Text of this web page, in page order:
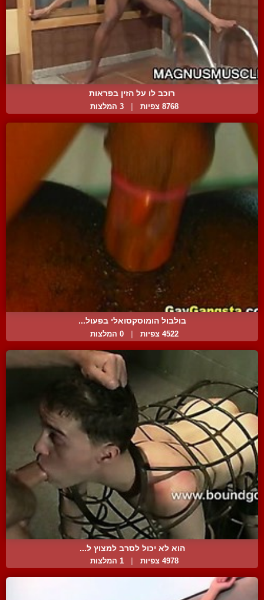
רוכב לו על הזין בפראות
8768 צפיות 3 המלצות
בולבול הומוסקסואלי בפעול...
4522 צפיות | 0 המלצות
הוא לא יכול לסרב למצוץ ל...
4978 צפיות 1 המלצות